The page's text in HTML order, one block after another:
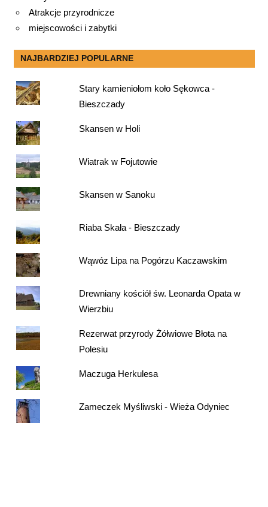
Atrakcje przyrodnicze
miejscowości i zabytki
NAJBARDZIEJ POPULARNE
Stary kamieniołom koło Sękowca -
Bieszczady
Skansen w Holi
Wiatrak w Fojutowie
Skansen w Sanoku
Riaba Skała - Bieszczady
Wąwóz Lipa na Pogórzu Kaczawskim
Drewniany kościół św. Leonarda Opata w
Wierzbiu
Rezerwat przyrody Żółwiowe Błota na
Polesiu
Maczuga Herkulesa
Zameczek Myśliwski - Wieża Odyniec